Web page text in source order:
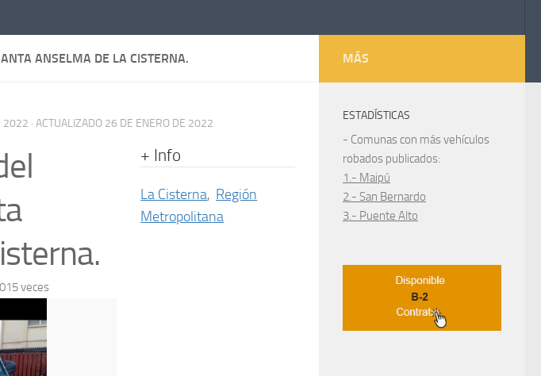
ANSELMA DE LA CISTERNA.
2022 · ACTUALIZADO 26 DE ENERO DE 2022
veces
+ Info
La Cisterna, Región
Metropolitana
MÁS
ESTADÍSTICAS
- Comunas con más vehículos
robados publicados:
1.- Maipú
2.- San Bernardo
3.- Puente Alto